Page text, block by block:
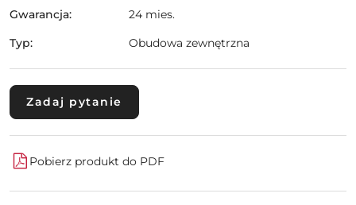
Gwarancja:
24 mies.
Typ:
Obudowa zewnętrzna
Zadaj pytanie
Pobierz produkt do PDF